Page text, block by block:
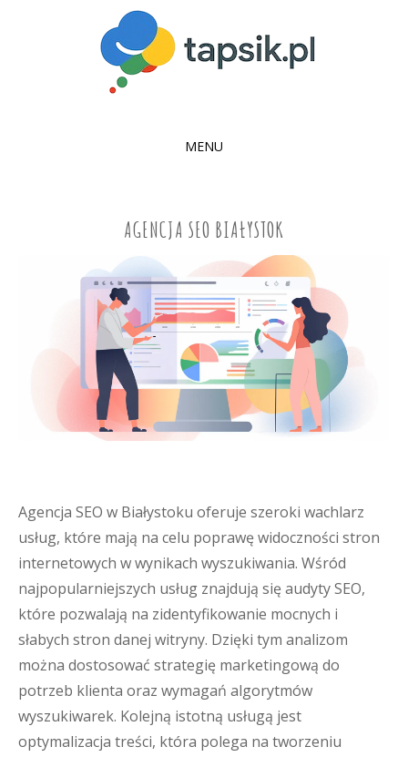
MENU
AGENCJA SEO BIAŁYSTOK
Agencja SEO w Białystoku oferuje szeroki wachlarz
usług, które mają na celu poprawę widoczności stron
internetowych w wynikach wyszukiwania. Wśród
najpopularniejszych usług znajdują się audyty SEO,
które pozwalają na zidentyfikowanie mocnych i
słabych stron danej witryny. Dzięki tym analizom
można dostosować strategię marketingową do
potrzeb klienta oraz wymagań algorytmów
wyszukiwarek. Kolejną istotną usługą jest
optymalizacja treści, która polega na tworzeniu